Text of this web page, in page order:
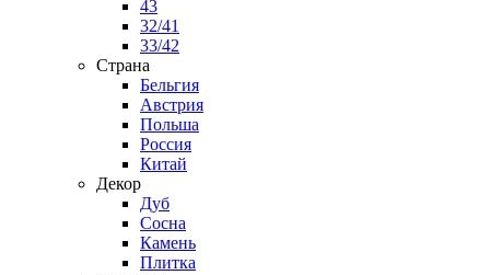
43
32/41
33/42
Страна
Бельгия
Австрия
Польша
Россия
Китай
Декор
Дуб
Сосна
Камень
Плитка